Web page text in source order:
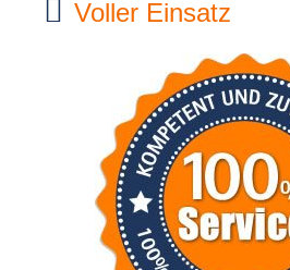
Voller Einsatz